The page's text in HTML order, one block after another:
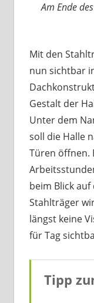
Am Ende
Mit den
nun sichtbar
Gestalt der
Unter dem
soll die Halle
Türen öffnen.
beim Blick
Stahlträger
längst keine
für Tag
Tipp